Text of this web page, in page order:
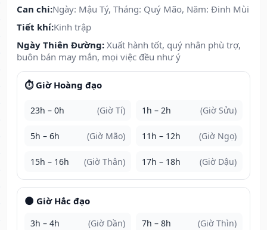
Can chi:Ngày: Mậu Tý, Tháng: Quý Mão, Năm: Đinh Mùi
Tiết khí:Kinh trập
Ngày Thiên Đường: Xuất hành tốt, quý nhân phù trợ,
buôn bán may mắn, mọi việc đều như ý
⏱️ Giờ Hoàng đạo
23h – 0h (Giờ Tí) 1h – 2h (Giờ Sửu)
5h – 6h (Giờ Mão) 11h – 12h (Giờ Ngọ)
15h – 16h (Giờ Thân) 17h – 18h (Giờ Dậu)
🌑 Giờ Hắc đạo
3h – 4h (Giờ Dần) 7h – 8h (Giờ Thìn)